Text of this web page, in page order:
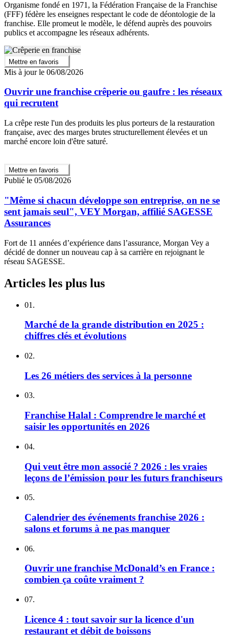
Organisme fondé en 1971, la Fédération Française de la Franchise
(FFF) fédère les enseignes respectant le code de déontologie de la
franchise. Elle promeut le modèle, le défend auprès des pouvoirs
publics et accompagne les réseaux adhérents.
Mettre en favoris
Mis à jour le 06/08/2026
Ouvrir une franchise crêperie ou gaufre : les réseaux
qui recrutent
La crêpe reste l'un des produits les plus porteurs de la restauration
française, avec des marges brutes structurellement élevées et un
marché encore loin d'être saturé.
Mettre en favoris
Publié le 05/08/2026
"Même si chacun développe son entreprise, on ne se
sent jamais seul", VEY Morgan, affilié SAGESSE
Assurances
Fort de 11 années d’expérience dans l’assurance, Morgan Vey a
décidé de donner un nouveau cap à sa carrière en rejoignant le
réseau SAGESSE.
Articles les plus lus
01.
Marché de la grande distribution en 2025 :
chiffres clés et évolutions
02.
Les 26 métiers des services à la personne
03.
Franchise Halal : Comprendre le marché et
saisir les opportunités en 2026
04.
Qui veut être mon associé ? 2026 : les vraies
leçons de l’émission pour les futurs franchiseurs
05.
Calendrier des événements franchise 2026 :
salons et forums à ne pas manquer
06.
Ouvrir une franchise McDonald’s en France :
combien ça coûte vraiment ?
07.
Licence 4 : tout savoir sur la licence d'un
restaurant et débit de boissons